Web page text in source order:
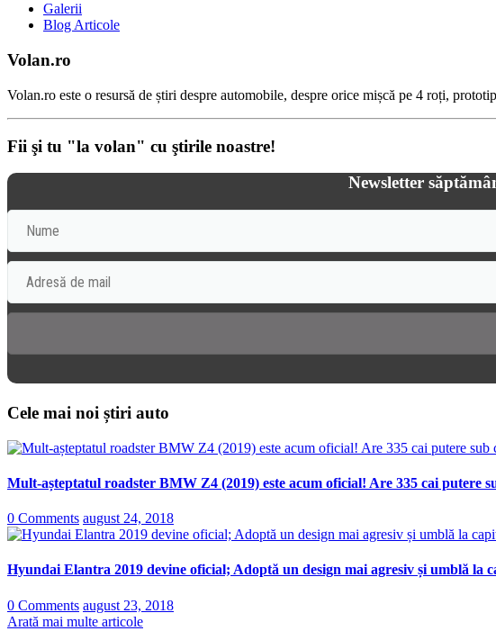
Galerii
Blog Articole
Volan.ro
Volan.ro este o resursă de știri despre automobile, despre orice mișcă pe 4 roți,
Fii şi tu "la volan" cu ştirile noastre!
Newsletter
Cele mai noi știri auto
Mult-așteptatul roadster BMW Z4 (2019) este acum oficial! Are 335 cai putere
0 Comments august 24, 2018
Hyundai Elantra 2019 devine oficial; Adoptă un design mai agresiv și umblă la
0 Comments august 23, 2018
Arată mai multe articole